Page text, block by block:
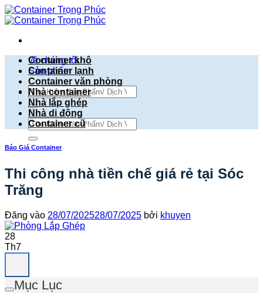
Bỏ
qua
dung
về chúng tôi
Sản phẩm
Tìm
kiếm:
Tìm
kiếm:
Container khô
Container lạnh
Container văn phòng
Nhà container
Nhà lắp ghép
Nhà di động
Container cũ
Báo Giá Container
Thi công nhà tiền chế giá rẻ tại Sóc
Trăng
Đăng vào 28/07/202528/07/2025 bởi khuyen
28
Th7
Mục Lục